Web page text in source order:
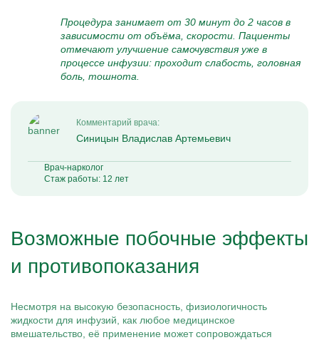
Процедура занимает от 30 минут до 2 часов в
зависимости от объёма, скорости. Пациенты
отмечают улучшение самочувствия уже в
процессе инфузии: проходит слабость, головная
боль, тошнота.
Комментарий врача:
Синицын Владислав Артемьевич
Врач-нарколог
Стаж работы: 12 лет
Возможные побочные эффекты
и противопоказания
Несмотря на высокую безопасность, физиологичность
жидкости для инфузий, как любое медицинское
вмешательство, её применение может сопровождаться